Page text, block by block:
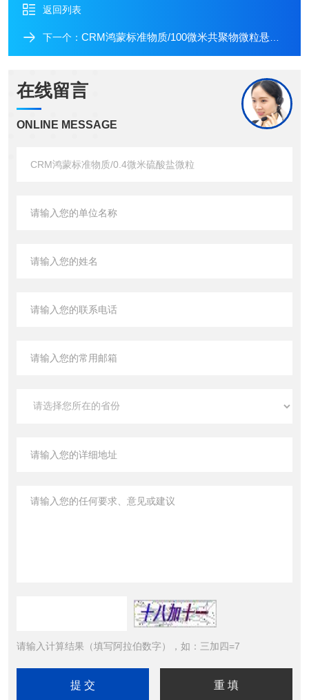
返回列表
下一个： CRM鸿蒙标准物质/100微米共聚物微粒悬浮液
在线留言
ONLINE MESSAGE
请输入计算结果（填写阿拉伯数字），如：三加四=7